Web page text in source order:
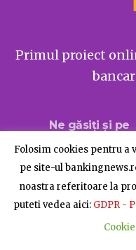
Primul proiect
Ne găsiți și pe
©
Despre
Folosim cookies pentru a
pe site-ul
noastra referitoare la
puteti vedea aici: GDPR -
Cookie